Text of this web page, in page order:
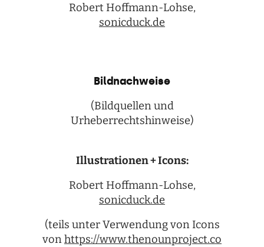
Robert Hoff­mann-Lohse,
sonicduck.de
Bildnachweise
(Bild­quel­len und
Urheberrechtshinweise)
Illus­tra­tio­nen + Icons:
Robert Hoff­mann-Lohse,
sonicduck.de
(teils unter Ver­wen­dung von Icons
vonhttps://www.thenounproject.co